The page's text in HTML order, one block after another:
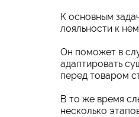
К основным
лояльности к
Он поможет в
адаптировать
перед товаром
В то же время
несколько